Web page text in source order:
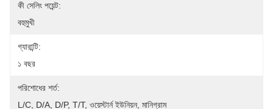
কী সেলিং পয়েন্ট:
বহুমুখী
গ্যারান্টি:
১ বছর
পরিশোধের শর্ত:
L/C, D/A, D/P, T/T, ওয়েস্টার্ন ইউনিয়ন, মানিগ্রাম